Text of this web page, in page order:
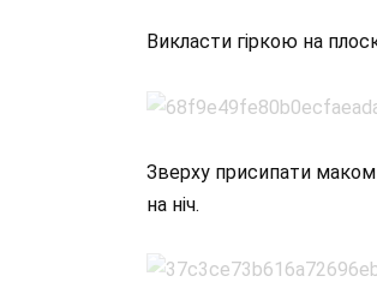
Викласти гіркою на
Зверху присипати
на ніч.